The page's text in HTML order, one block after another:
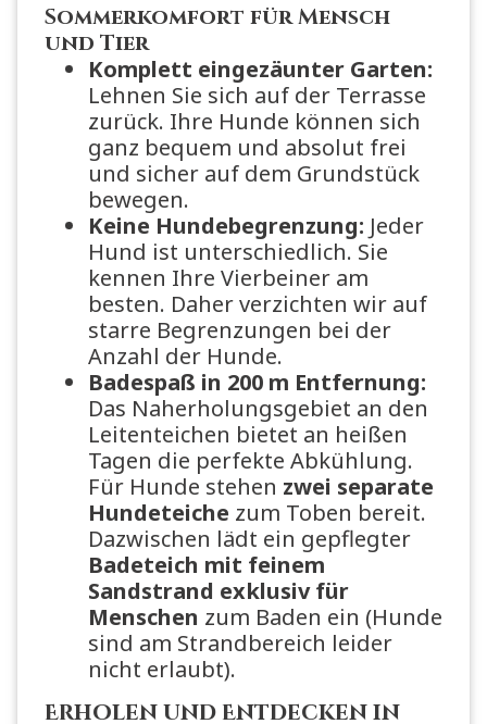
Sommerkomfort für Mensch
und Tier
Komplett eingezäunter Garten:
Lehnen Sie sich auf der Terrasse
zurück. Ihre Hunde können sich
ganz bequem und absolut frei
und sicher auf dem Grundstück
bewegen.
Keine Hundebegrenzung: Jeder
Hund ist unterschiedlich. Sie
kennen Ihre Vierbeiner am
besten. Daher verzichten wir auf
starre Begrenzungen bei der
Anzahl der Hunde.
Badespaß in 200 m Entfernung:
Das Naherholungsgebiet an den
Leitenteichen bietet an heißen
Tagen die perfekte Abkühlung.
Für Hunde stehen zwei separate
Hundeteiche zum Toben bereit.
Dazwischen lädt ein gepflegter
Badeteich mit feinem
Sandstrand exklusiv für
Menschen zum Baden ein (Hunde
sind am Strandbereich leider
nicht erlaubt).
Erholen und Entdecken in